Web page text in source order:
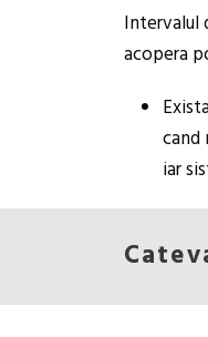
Intervalul
acopera
cand
iar